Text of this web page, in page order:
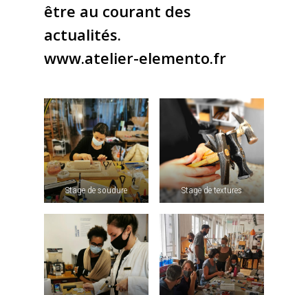
être au courant des
actualités.
www.atelier-elemento.fr
Stage de soudure Stage de textures